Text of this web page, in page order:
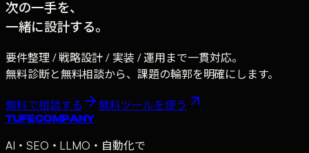
次の一手を、
一緒に設計する。
要件整理 / 戦略設計 / 実装 / 運用まで一貫対応。
無料診断と無料相談から、課題の輪郭を明確にします。
無料で相談する 無料ツールを使う
TUFE COMPANY
AI・SEO・LLMO・自動化で